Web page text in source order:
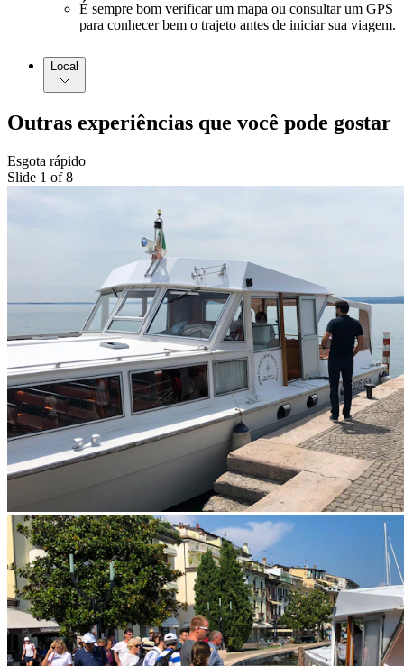
É sempre bom verificar um mapa ou consultar um GPS
para conhecer bem o trajeto antes de iniciar sua viagem.
Local
Outras experiências que você pode gostar
Esgota rápido
Slide 1 of 8